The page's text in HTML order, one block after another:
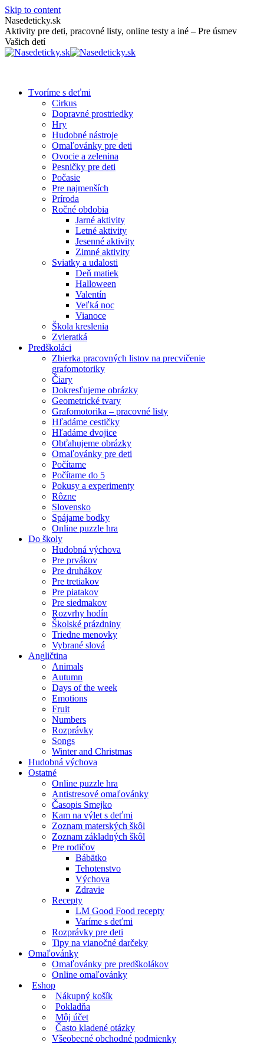
Skip to content
Nasedeticky.sk
Aktivity pre deti, pracovné listy, online testy a iné – Pre úsmev
Vašich detí
Tvoríme s deťmi
Cirkus
Dopravné prostriedky
Hry
Hudobné nástroje
Omaľovánky pre deti
Ovocie a zelenina
Pesničky pre deti
Počasie
Pre najmenších
Príroda
Ročné obdobia
Jarné aktivity
Letné aktivity
Jesenné aktivity
Zimné aktivity
Sviatky a udalosti
Deň matiek
Halloween
Valentín
Veľká noc
Vianoce
Škola kreslenia
Zvieratká
Predškoláci
Zbierka pracovných listov na precvičenie
grafomotoriky
Čiary
Dokresľujeme obrázky
Geometrické tvary
Grafomotorika – pracovné listy
Hľadáme cestičky
Hľadáme dvojice
Obťahujeme obrázky
Omaľovánky pre deti
Počítame
Počítame do 5
Pokusy a experimenty
Rôzne
Slovensko
Spájame bodky
Online puzzle hra
Do školy
Hudobná výchova
Pre prvákov
Pre druhákov
Pre tretiakov
Pre piatakov
Pre siedmakov
Rozvrhy hodín
Školské prázdniny
Triedne menovky
Vybrané slová
Angličtina
Animals
Autumn
Days of the week
Emotions
Fruit
Numbers
Rozprávky
Songs
Winter and Christmas
Hudobná výchova
Ostatné
Online puzzle hra
Antistresové omaľovánky
Časopis Smejko
Kam na výlet s deťmi
Zoznam materských škôl
Zoznam základných škôl
Pre rodičov
Bábätko
Tehotenstvo
Výchova
Zdravie
Recepty
LM Good Food recepty
Varíme s deťmi
Rozprávky pre deti
Tipy na vianočné darčeky
Omaľovánky
Omaľovánky pre predškolákov
Online omaľovánky
Eshop
Nákupný košík
Pokladňa
Môj účet
Často kladené otázky
Všeobecné obchodné podmienky